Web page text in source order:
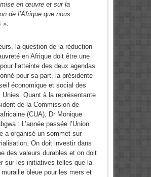
en œuvre et sur la
de l’Afrique que nous
».
la question de la réduction
en Afrique doit être une
l’atteinte des deux agendas
pour sa part, la présidente
économique et social des
Unies. Quant à la représentante
de la Commission de
africaine (CUA), Dr Monique
: L’année passée l’Union
a organisé un sommet sur
On doit investir dans
des valeurs durables et on doit
sur les initiatives telles que la
muraille bleue pour les mers et